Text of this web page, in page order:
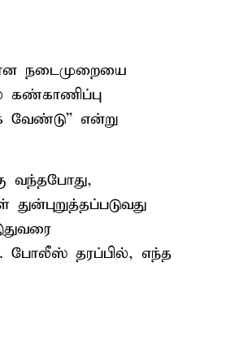
நடைமுறையை
வேண்டு'' என்று
வந்தபோது,
போலீஸ் தரப்பில், எந்த